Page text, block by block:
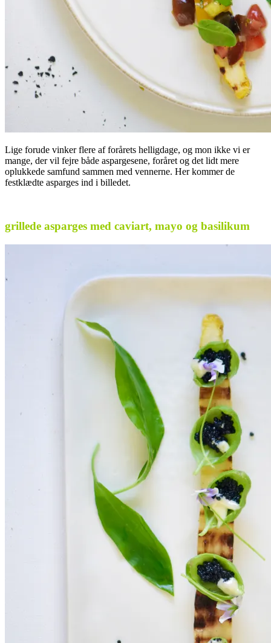
Lige forude vinker flere af forårets helligdage, og mon ikke vi er
mange, der vil fejre både aspargesene, foråret og det lidt mere
oplukkede samfund sammen med vennerne. Her kommer de
festklædte asparges ind i billedet.
grillede asparges med caviart, mayo og basilikum